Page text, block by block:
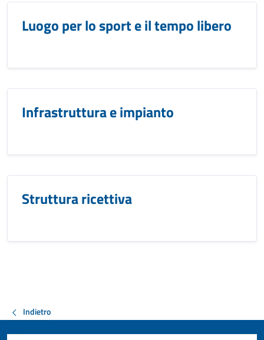
Luogo per lo sport e il tempo libero
Infrastruttura e impianto
Struttura ricettiva
Indietro